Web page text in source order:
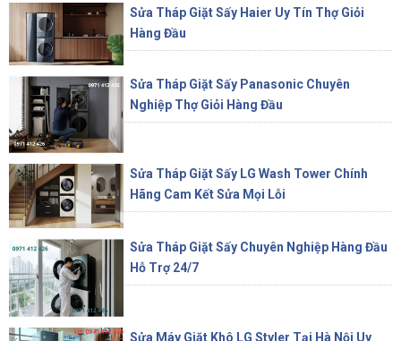
Sửa Tháp Giặt Sấy Haier Uy Tín Thợ Giỏi
Hàng Đầu
Sửa Tháp Giặt Sấy Panasonic Chuyên
Nghiệp Thợ Giỏi Hàng Đầu
Sửa Tháp Giặt Sấy LG Wash Tower Chính
Hãng Cam Kết Sửa Mọi Lỗi
Sửa Tháp Giặt Sấy Chuyên Nghiệp Hàng Đầu
Hỗ Trợ 24/7
Sửa Máy Giặt Khô LG Styler Tại Hà Nội Uy